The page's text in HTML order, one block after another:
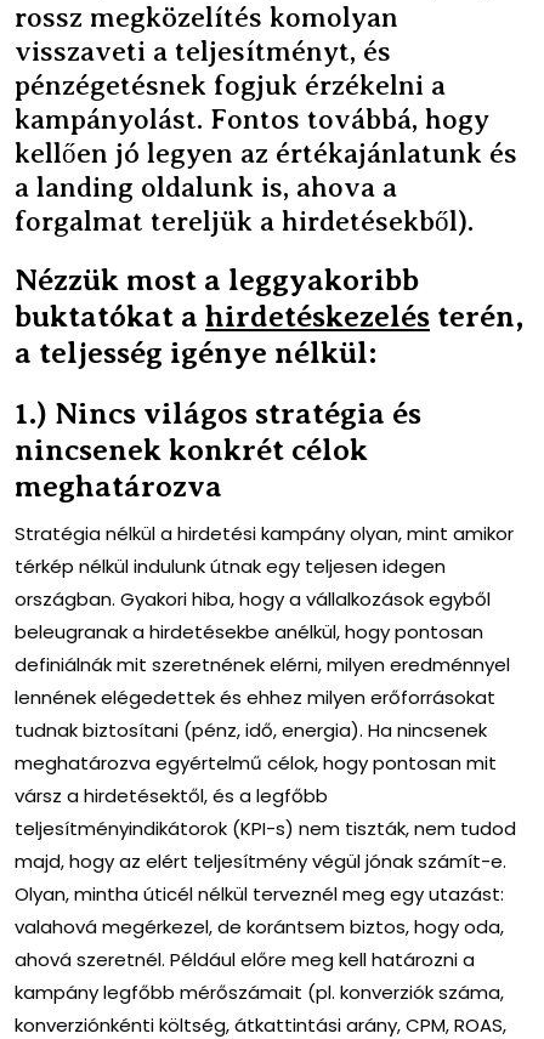
rossz megközelítés komolyan
visszaveti a teljesítményt, és
pénzégetésnek fogjuk érzékelni a
kampányolást. Fontos továbbá, hogy
kellően jó legyen az értékajánlatunk és
a landing oldalunk is, ahova a
forgalmat tereljük a hirdetésekből).
Nézzük most a leggyakoribb
buktatókat a hirdetéskezelés terén,
a teljesség igénye nélkül:
1.) Nincs világos stratégia és
nincsenek konkrét célok
meghatározva
Stratégia nélkül a hirdetési kampány olyan, mint amikor
térkép nélkül indulunk útnak egy teljesen idegen
országban. Gyakori hiba, hogy a vállalkozások egyből
beleugranak a hirdetésekbe anélkül, hogy pontosan
definiálnák mit szeretnének elérni, milyen eredménnyel
lennének elégedettek és ehhez milyen erőforrásokat
tudnak biztosítani (pénz, idő, energia). Ha nincsenek
meghatározva egyértelmű célok, hogy pontosan mit
vársz a hirdetésektől, és a legfőbb
teljesítményindikátorok (KPI-s) nem tiszták, nem tudod
majd, hogy az elért teljesítmény végül jónak számít-e.
Olyan, mintha úticél nélkül terveznél meg egy utazást:
valahová megérkezel, de korántsem biztos, hogy oda,
ahová szeretnél. Például előre meg kell határozni a
kampány legfőbb mérőszámait (pl. konverziók száma,
konverziónkénti költség, átkattintási arány, CPM, ROAS,